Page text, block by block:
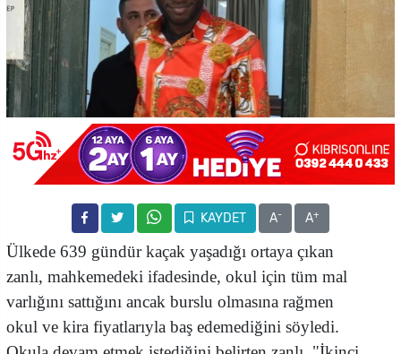
KAYDET A- A+
Ülkede 639 gündür kaçak yaşadığı ortaya çıkan
zanlı, mahkemedeki ifadesinde, okul için tüm mal
varlığını sattığını ancak burslu olmasına rağmen
okul ve kira fiyatlarıyla baş edemediğini söyledi.